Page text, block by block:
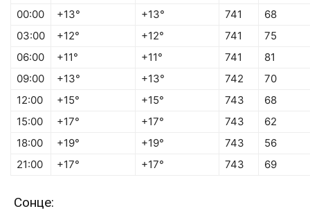
00:00 +13° +13° 741
68
03:00
+12° +12° 741
75
06:00
+11° +11° 741
81
09:00
+13° +13° 742
70
12:00
+15° +15° 743
68
15:00
+17° +17° 743
62
18:00
+19° +19° 743
56
21:00
+17° +17° 743 69
Сонце: